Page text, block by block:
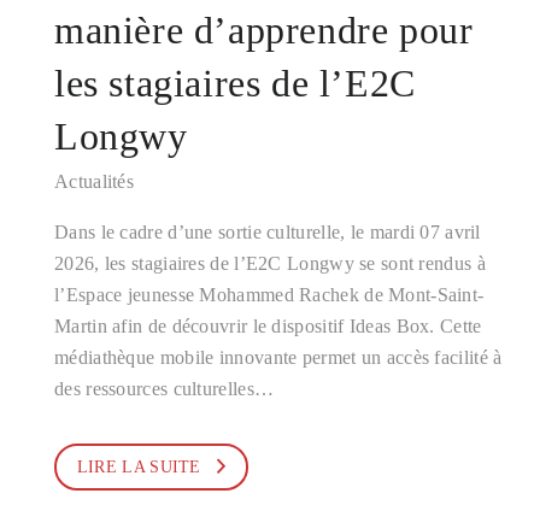
manière d’apprendre pour
les stagiaires de l’E2C
Longwy
Actualités
Dans le cadre d’une sortie culturelle, le mardi 07 avril
2026, les stagiaires de l’E2C Longwy se sont rendus à
l’Espace jeunesse Mohammed Rachek de Mont-Saint-
Martin afin de découvrir le dispositif Ideas Box. Cette
médiathèque mobile innovante permet un accès facilité à
des ressources culturelles…
LIRE LA SUITE